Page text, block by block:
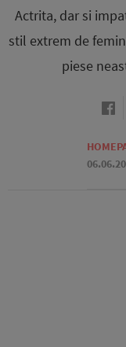
Actrita, dar si
stil extrem de
piese